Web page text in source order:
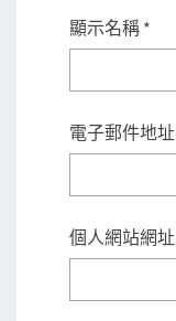
顯示名稱 *
電子郵件地址
個人網站網址